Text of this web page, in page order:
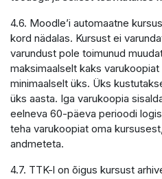
4.6. Moodle’i automaatne
kord nädalas. Kursust ei
varundust pole toimunud
maksimaalselt kaks
minimaalselt üks. Üks
üks aasta. Iga varukoopia
eelneva 60-päeva perioodi
teha varukoopiat oma
andmeteta.
4.7. TTK-l on õigus kursust